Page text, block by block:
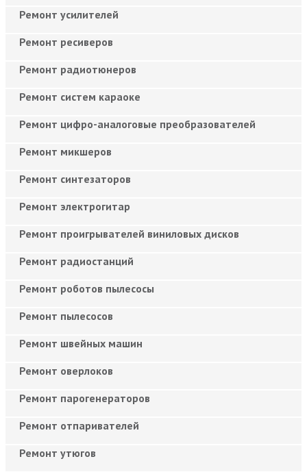
Ремонт усилителей
Ремонт ресиверов
Ремонт радиотюнеров
Ремонт систем караоке
Ремонт цифро-аналоговые преобразователей
Ремонт микшеров
Ремонт синтезаторов
Ремонт электрогитар
Ремонт проигрывателей виниловых дисков
Ремонт радиостанций
Ремонт роботов пылесосы
Ремонт пылесосов
Ремонт швейных машин
Ремонт оверлоков
Ремонт парогенераторов
Ремонт отпаривателей
Ремонт утюгов